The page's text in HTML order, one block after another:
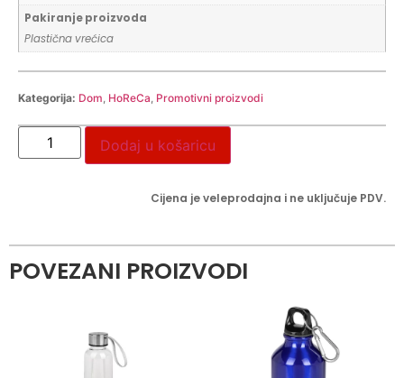
Pakiranje proizvoda
Plastična vrećica
Kategorija: Dom HoReCa Promotivni proizvodi
Dodaj u košaricu
Cijena je veleprodajna i ne uključuje PDV.
POVEZANI PROIZVODI